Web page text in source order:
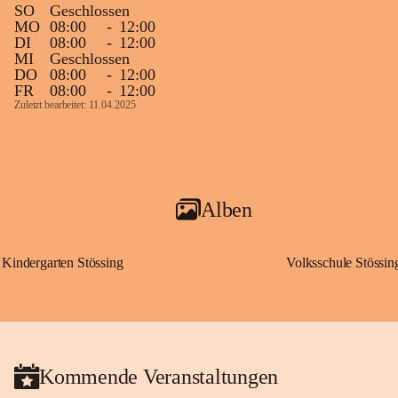
SO
Geschlossen
MO 08:00 - 12:00
DI
08:00 - 12:00
MI
Geschlossen
DO
08:00 - 12:00
FR
08:00 - 12:00
Zuletzt bearbeitet: 11.04.2025
Alben
Kindergarten Stössing Volksschule
Kommende Veranstaltungen